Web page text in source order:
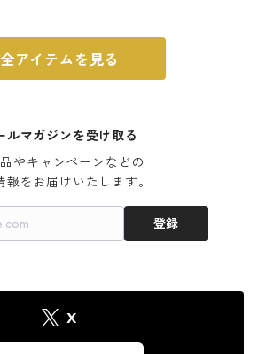
全アイテムを見る
ルマガジンを受け取る
やキャンペーンなどの
報をお届けいたします。
登録
X